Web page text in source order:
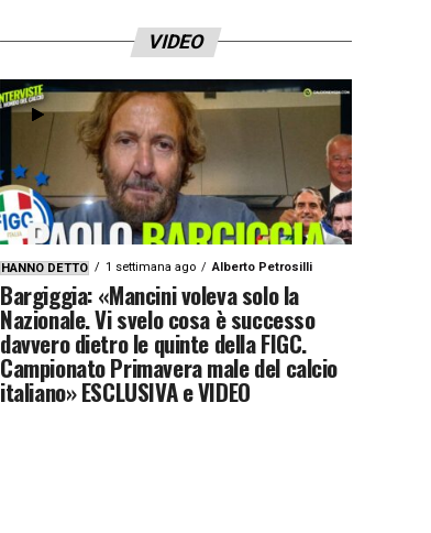
VIDEO
HANNO DETTO 1 settimana ago Alberto Petrosilli
Bargiggia: «Mancini voleva solo la
Nazionale. Vi svelo cosa è successo
davvero dietro le quinte della FIGC.
Campionato Primavera male del calcio
italiano» ESCLUSIVA e VIDEO